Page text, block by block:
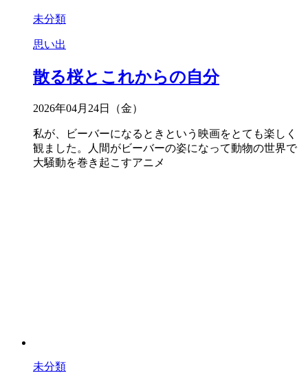
未分類
思い出
散る桜とこれからの自分
2026年04月24日（金）
私が、ビーバーになるときという映画をとても楽しく
観ました。人間がビーバーの姿になって動物の世界で
大騒動を巻き起こすアニメ
未分類